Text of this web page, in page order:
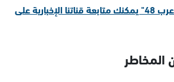
ولمتابعة كل ما يخص"عرب 48" يمكنك متابعة قناتنا الإخبارية على
المخاطر